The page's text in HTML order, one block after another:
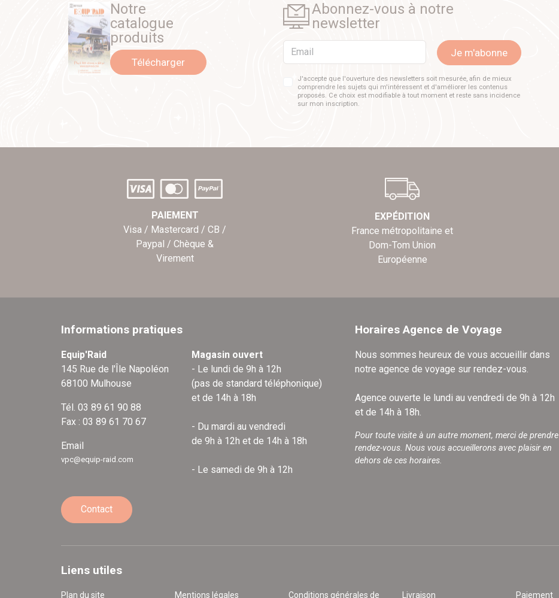
Notre
catalogue
produits
Télécharger
Abonnez-vous à notre
newsletter
Email Je m'abonne
J'accepte que l'ouverture des newsletters soit mesurée, afin de mieux
comprendre les sujets qui m'intéressent et d'améliorer les contenus
proposés. Ce choix est modifiable à tout moment et reste sans incidence
sur mon inscription.
PAIEMENT
Visa / Mastercard / CB /
Paypal / Chèque &
Virement
EXPÉDITION
France métropolitaine et
Dom-Tom Union
Européenne
Informations pratiques
Equip'Raid
145 Rue de l'Île Napoléon
68100 Mulhouse
Tél. 03 89 61 90 88
Fax : 03 89 61 70 67
Email
vpc@equip-raid.com
Magasin ouvert
- Le lundi de 9h à 12h
(pas de standard téléphonique)
et de 14h à 18h
- Du mardi au vendredi
de 9h à 12h et de 14h à 18h
- Le samedi de 9h à 12h
Contact
Horaires Agence de Voyage
Nous sommes heureux de vous accueillir dans
notre agence de voyage sur rendez-vous.
Agence ouverte le lundi au vendredi de 9h à 12h
et de 14h à 18h.
Pour toute visite à un autre moment, merci de prendre
rendez-vous. Nous vous accueillerons avec plaisir en
dehors de ces horaires.
Liens utiles
Plan du site Mentions légales Conditions générales de Livraison Paiement